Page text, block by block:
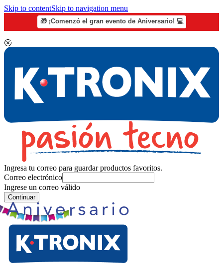
Skip to contentSkip to navigation menu
🎁 ¡Comenzó el gran evento de Aniversario! 💻
Ingresa tu correo para guardar productos favoritos.
Correo electrónico
Ingrese un correo válido
Continuar